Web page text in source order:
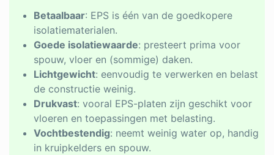
Betaalbaar: EPS is één van de goedkopere
isolatiematerialen.
Goede isolatiewaarde: presteert prima voor
spouw, vloer en (sommige) daken.
Lichtgewicht: eenvoudig te verwerken en belast
de constructie weinig.
Drukvast: vooral EPS-platen zijn geschikt voor
vloeren en toepassingen met belasting.
Vochtbestendig: neemt weinig water op, handig
in kruipkelders en spouw.